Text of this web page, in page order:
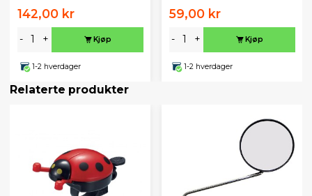
142,00 kr
- + Kjøp
1-2 hverdager
59,00 kr
- + Kjøp
1-2 hverdager
Relaterte produkter